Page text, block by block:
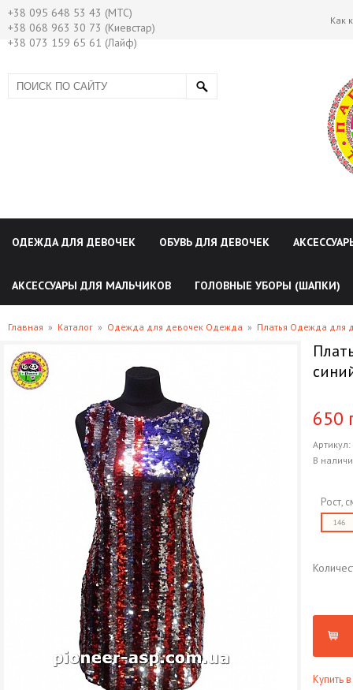
+38 095 648 53 43 (МТС)
+38 068 963 30 73 (Киевстар)
+38 073 159 65 61 (Лайф)
Как
ОДЕЖДА ДЛЯ ДЕВОЧЕК ОБУВЬ ДЛЯ ДЕВОЧЕК
АКСЕССУАРЫ ДЛЯ МАЛЬЧИКОВ ГОЛОВНЫЕ УБОРЫ (ШАПКИ)
Главная » Каталог » Одежда для девочек Одежда » Платья Одежда для
650
Артикул:
В
Рост,
146
Купить